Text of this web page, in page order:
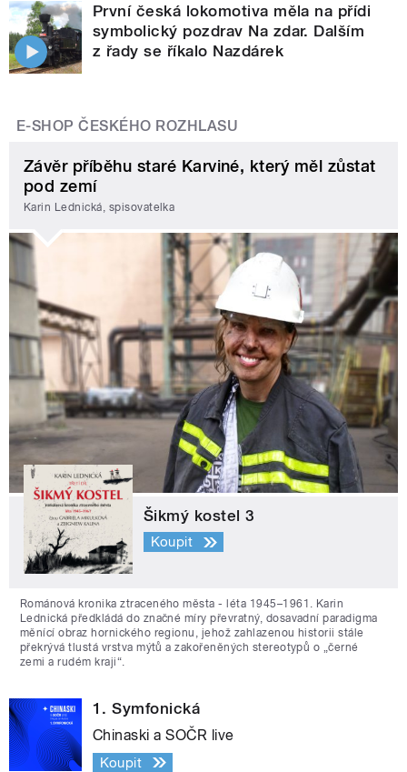
První česká lokomotiva měla na přídi
symbolický pozdrav Na zdar. Dalším
z řady se říkalo Nazdárek
E-SHOP ČESKÉHO ROZHLASU
Závěr příběhu staré Karviné, který měl zůstat
pod zemí
Karin Lednická, spisovatelka
Šikmý kostel 3
Koupit
Románová kronika ztraceného města - léta 1945–1961. Karin
Lednická předkládá do značné míry převratný, dosavadní paradigma
měnící obraz hornického regionu, jehož zahlazenou historii stále
překrývá tlustá vrstva mýtů a zakořeněných stereotypů o „černé
zemi a rudém kraji“.
1. Symfonická
Chinaski a SOČR live
Koupit